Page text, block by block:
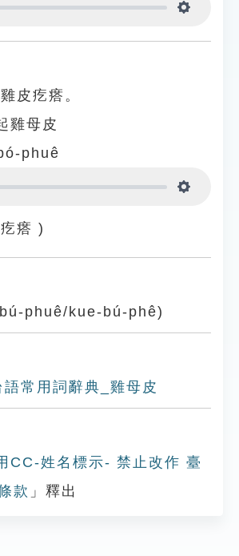
雞皮疙瘩。
雞母皮
phuê
瘩 )
phuê/kue-bú-phê)
常用詞辭典_雞母皮
CC-姓名標示- 禁止改作 臺
款 」釋出